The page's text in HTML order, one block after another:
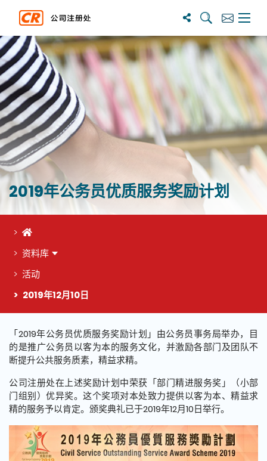
搜尋 訂閱主選
2019年公务员优质服务奖励计划
首页
资料库
活动
2019年12月10日
这个页面的主要内容
「2019年公务员优质服务奖励计划」由公务员事务局举办，目
的是推广公务员以客为本的服务文化，并激励各部门及团队不
断提升公共服务质素，精益求精。
公司注册处在上述奖励计划中荣获「部门精进服务奖」（小部
门组别）优异奖。这个奖项对本处致力提供以客为本、精益求
精的服务予以肯定。颁奖典礼已于2019年12月10日举行。